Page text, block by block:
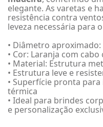
elegante. As varetas e
resistência contra
leveza necessária para
• Diâmetro
• Cor: Laranja com
• Material: Estrutura
• Estrutura leve e
• Superfície pronta
térmica
• Ideal para brindes
e personalização